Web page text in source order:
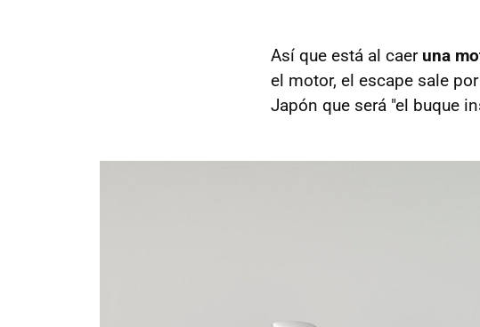
Así que está al caer una
el motor, el escape sale
Japón que será "el buque